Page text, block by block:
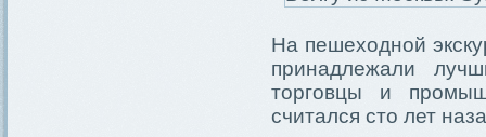
На пешеходной
принадлежали
торговцы и
считался сто лет